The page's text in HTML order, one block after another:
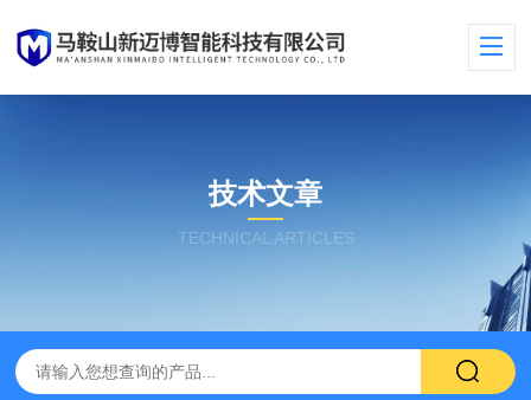
技术文章
TECHNICAL ARTICLES